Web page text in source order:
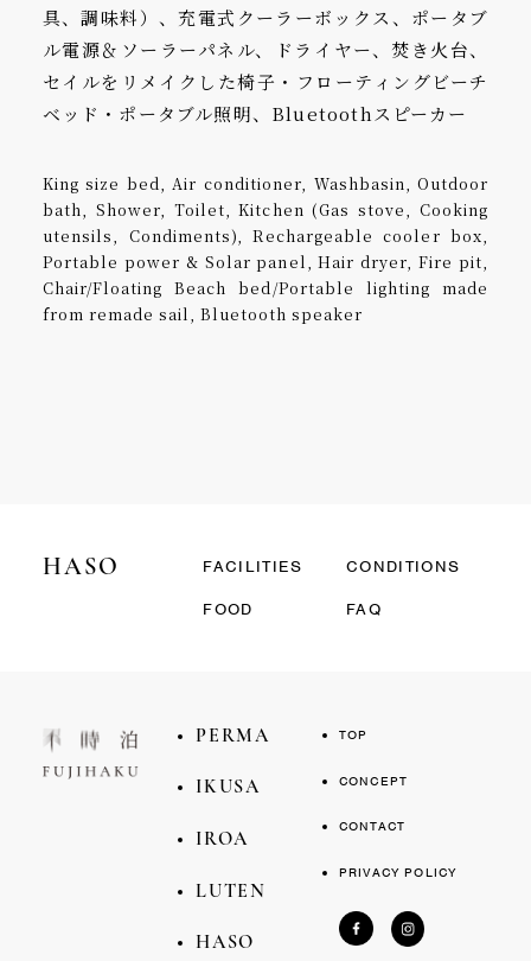
具、調味料）、充電式クーラーボックス、ポータブ
ル電源＆ソーラーパネル、ドライヤー、焚き火台、
セイルをリメイクした椅子・フローティングビーチ
ベッド・ポータブル照明、Bluetoothスピーカー
King size bed, Air conditioner, Washbasin, Outdoor
bath, Shower, Toilet, Kitchen (Gas stove, Cooking
utensils, Condiments), Rechargeable cooler box,
Portable power & Solar panel, Hair dryer, Fire pit,
Chair/Floating Beach bed/Portable lighting made
from remade sail, Bluetooth speaker
HASO FACILITIES CONDITIONS
FOOD FAQ
PERMA
IKUSA
IROA
LUTEN
HASO
TOP
CONCEPT
CONTACT
PRIVACY POLICY